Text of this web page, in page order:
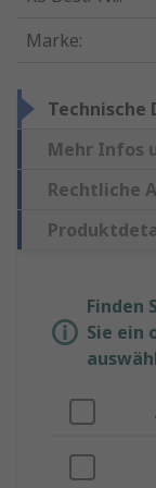
Marke:
Technische
Mehr Infos
Rechtliche
Finden
Sie ein